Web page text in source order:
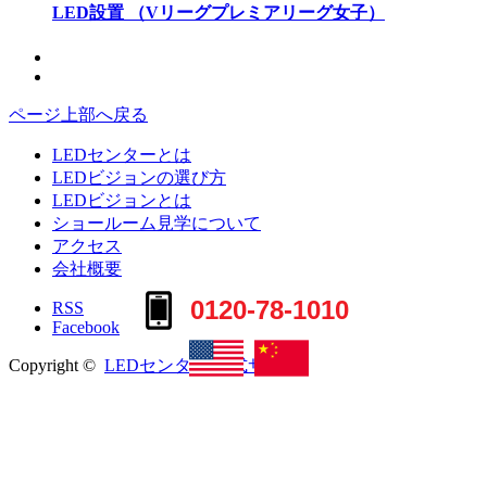
0120-78-1010
LED設置 （Vリーグプレミアリーグ女子）
ページ上部へ戻る
LEDセンターとは
LEDビジョンの選び方
LEDビジョンとは
ショールーム見学について
アクセス
会社概要
RSS
Facebook
Copyright © LEDセンター 公式サイト